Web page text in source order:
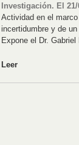
Investigación. El 21/
Actividad en el
incertidumbre y de
Expone el Dr.
Leer